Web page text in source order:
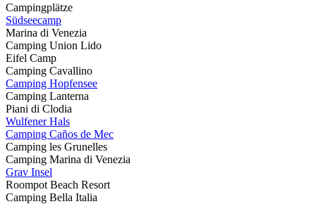
Campingplätze
Südseecamp
Marina di Venezia
Camping Union Lido
Eifel Camp
Camping Cavallino
Camping Hopfensee
Camping Lanterna
Piani di Clodia
Wulfener Hals
Camping Caños de Mec
Camping les Grunelles
Camping Marina di Venezia
Grav Insel
Roompot Beach Resort
Camping Bella Italia